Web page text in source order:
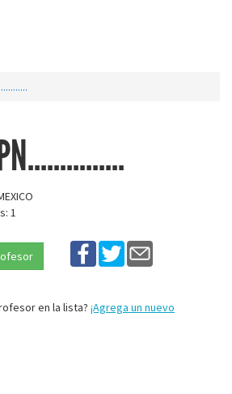
1
en la lista? ¡Agrega un nuevo